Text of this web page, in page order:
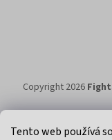
Tento web používá
Copyright 2026